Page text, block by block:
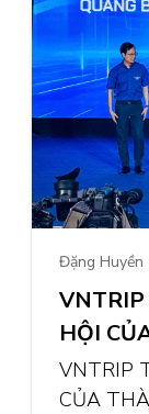
Đặng Huyền
HỘI
VNTRIP
CỦA